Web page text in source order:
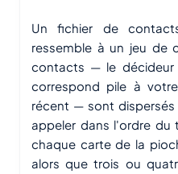
Un fichier de
ressemble à un jeu de
contacts — le décideur
correspond pile à
récent — sont dispersés
appeler dans l'ordre du
chaque carte de la
alors que trois ou